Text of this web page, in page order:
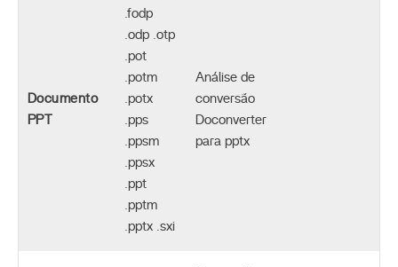
Documento
PPT
.fodp
.odp .otp
.pot
.potm
.potx
.pps
.ppsm
.ppsx
.ppt
.pptm
.pptx .sxi
Análise de
conversão
Doconverter
para pptx